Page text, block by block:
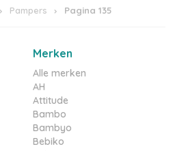
Pampers Pagina 135
Merken
Alle merken
AH
Attitude
Bambo
Bambyo
Bebiko